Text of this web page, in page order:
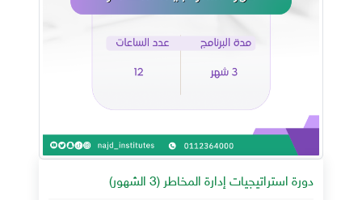
دورة استراتيجيات إدارة المخاطر (3 الشهور)